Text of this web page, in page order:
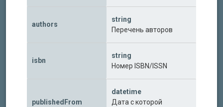
authors
string
Перечень авторов
isbn
string
Номер ISBN/ISSN
publishedFrom
datetime
Дата с которой